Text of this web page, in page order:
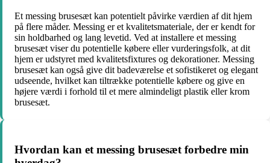
Et messing brusesæt kan potentielt påvirke værdien af dit hjem
på flere måder. Messing er et kvalitetsmateriale, der er kendt for
sin holdbarhed og lang levetid. Ved at installere et messing
brusesæt viser du potentielle købere eller vurderingsfolk, at dit
hjem er udstyret med kvalitetsfixtures og dekorationer. Messing
brusesæt kan også give dit badeværelse et sofistikeret og elegant
udseende, hvilket kan tiltrække potentielle købere og give en
højere værdi i forhold til et mere almindeligt plastik eller krom
brusesæt.
Hvordan kan et messing brusesæt forbedre min